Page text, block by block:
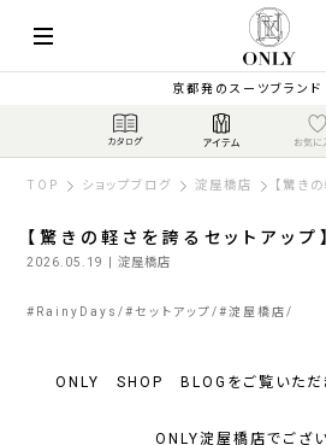
京都発のスーツブラン
TOP ショップブログ 淀屋橋店 【驚き
【驚きの軽さを誇るセットアッ
2026.05.19 | 淀屋橋店
# RainyDays #セットアップ #淀屋橋店
ONLY SHOP BLOGをご覧いただき
ONLY淀屋橋店でござい